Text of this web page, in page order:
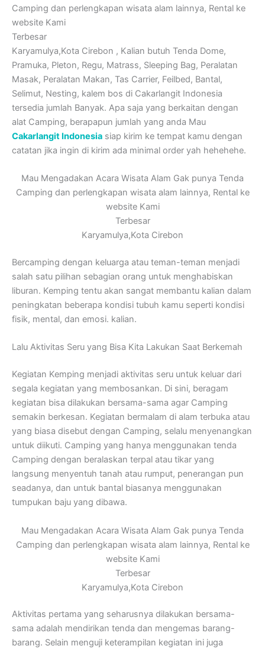
Camping dan perlengkapan wisata alam lainnya, Rental ke
website Kami
Terbesar
Karyamulya,Kota Cirebon , Kalian butuh Tenda Dome,
Pramuka, Pleton, Regu, Matrass, Sleeping Bag, Peralatan
Masak, Peralatan Makan, Tas Carrier, Feilbed, Bantal,
Selimut, Nesting, kalem bos di Cakarlangit Indonesia
tersedia jumlah Banyak. Apa saja yang berkaitan dengan
alat Camping, berapapun jumlah yang anda Mau
Cakarlangit Indonesia siap kirim ke tempat kamu dengan
catatan jika ingin di kirim ada minimal order yah hehehehe.
Mau Mengadakan Acara Wisata Alam Gak punya Tenda
Camping dan perlengkapan wisata alam lainnya, Rental ke
website Kami
Terbesar
Karyamulya,Kota Cirebon
Bercamping dengan keluarga atau teman-teman menjadi
salah satu pilihan sebagian orang untuk menghabiskan
liburan. Kemping tentu akan sangat membantu kalian dalam
peningkatan beberapa kondisi tubuh kamu seperti kondisi
fisik, mental, dan emosi. kalian.
Lalu Aktivitas Seru yang Bisa Kita Lakukan Saat Berkemah
Kegiatan Kemping menjadi aktivitas seru untuk keluar dari
segala kegiatan yang membosankan. Di sini, beragam
kegiatan bisa dilakukan bersama-sama agar Camping
semakin berkesan. Kegiatan bermalam di alam terbuka atau
yang biasa disebut dengan Camping, selalu menyenangkan
untuk diikuti. Camping yang hanya menggunakan tenda
Camping dengan beralaskan terpal atau tikar yang
langsung menyentuh tanah atau rumput, penerangan pun
seadanya, dan untuk bantal biasanya menggunakan
tumpukan baju yang dibawa.
Mau Mengadakan Acara Wisata Alam Gak punya Tenda
Camping dan perlengkapan wisata alam lainnya, Rental ke
website Kami
Terbesar
Karyamulya,Kota Cirebon
Aktivitas pertama yang seharusnya dilakukan bersama-
sama adalah mendirikan tenda dan mengemas barang-
barang. Selain menguji keterampilan kegiatan ini juga